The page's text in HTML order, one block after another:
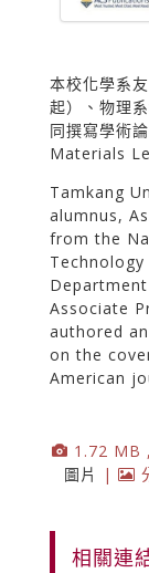
本校化學系
起）、物理
同撰寫學術
Materials
Tamkang
alumnus,
from the
Associate
authored
on the
American
1.72 MB
圖片
|
相關連